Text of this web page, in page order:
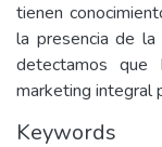
tienen
la presencia de
detectamos que
marketing integral
Keywords